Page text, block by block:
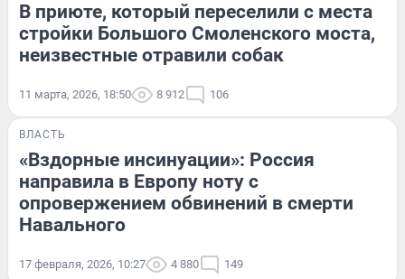
В приюте, который переселили с места
стройки Большого Смоленского моста,
неизвестные отравили собак
11 марта, 2026, 18:50 8 912 106
ВЛАСТЬ
«Вздорные инсинуации»: Россия
направила в Европу ноту с
опровержением обвинений в смерти
Навального
17 февраля, 2026, 10:27 4 880 149